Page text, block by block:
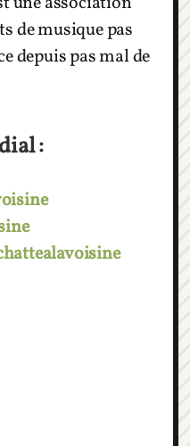
de musique pas
depuis pas mal de
: